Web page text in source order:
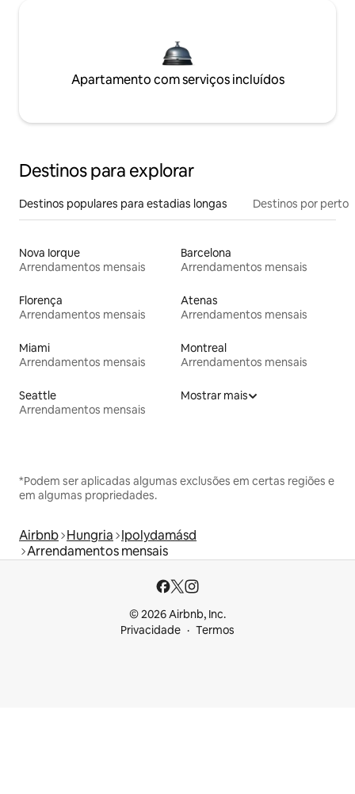
Apartamento com serviços incluídos
Destinos para explorar
Destinos populares para estadias longas Destinos por perto
Nova Iorque
Arrendamentos mensais
Barcelona
Arrendamentos mensais
Florença
Arrendamentos mensais
Atenas
Arrendamentos mensais
Miami
Arrendamentos mensais
Montreal
Arrendamentos mensais
Seattle
Arrendamentos mensais
Mostrar mais
*Podem ser aplicadas algumas exclusões em certas regiões e
em algumas propriedades.
Airbnb Hungria Ipolydamásd
Arrendamentos mensais
© 2026 Airbnb, Inc.
Privacidade
Termos